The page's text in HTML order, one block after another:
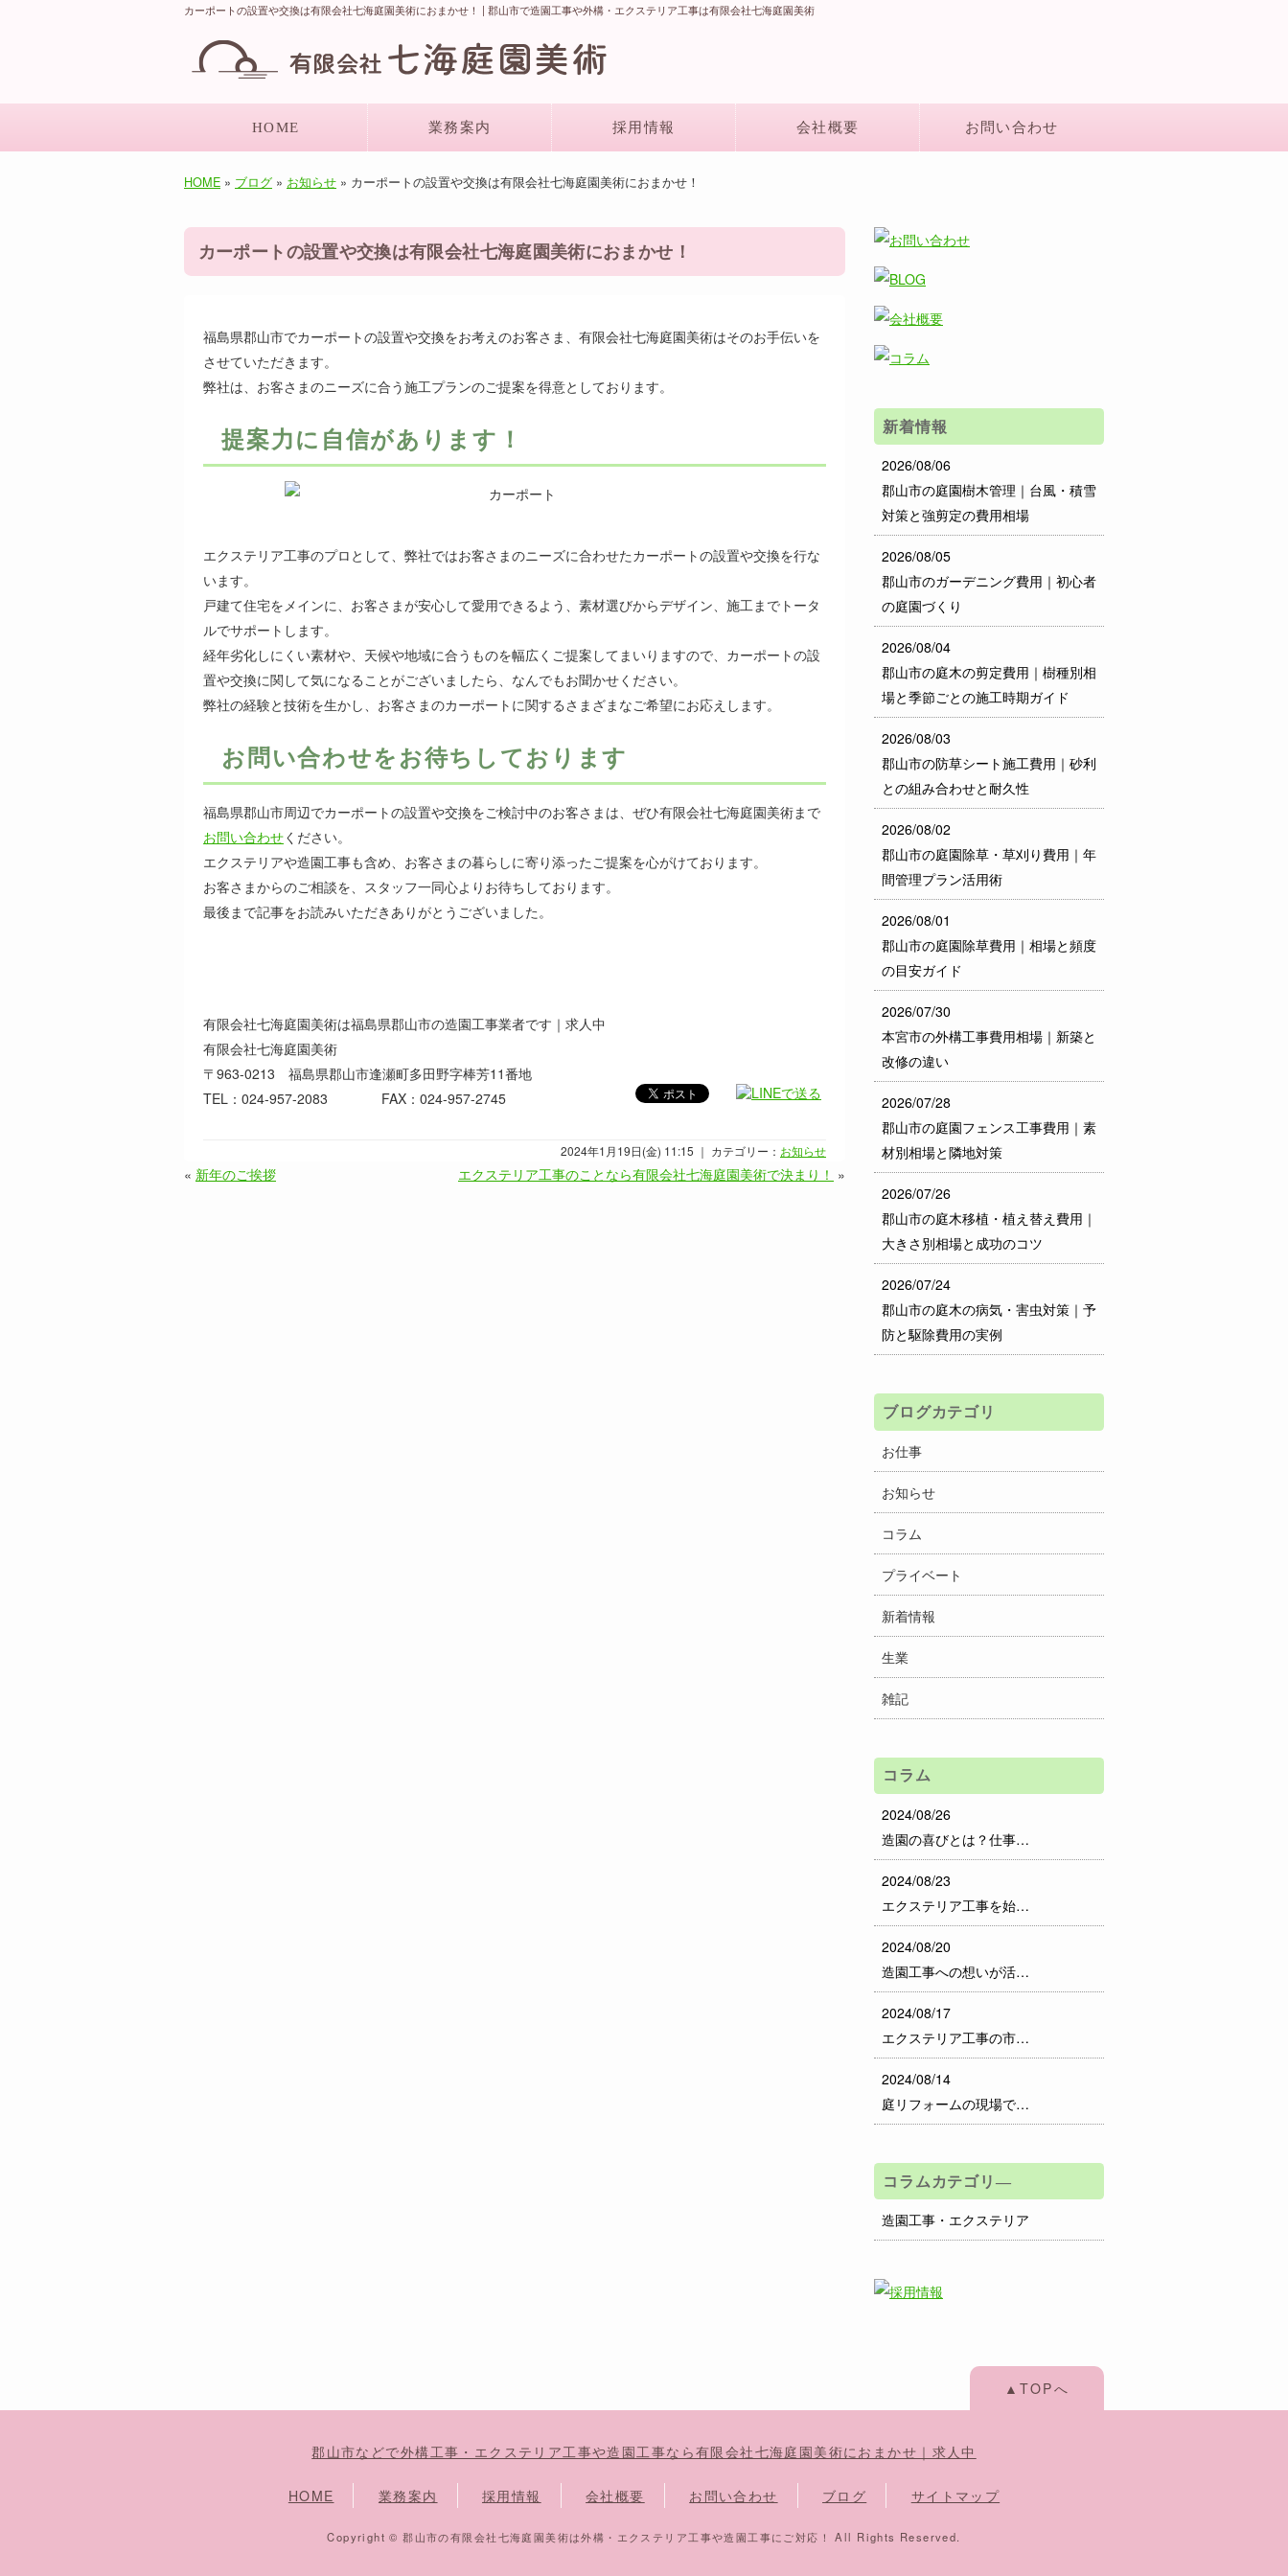
カーポートの設置や交換は有限会社七海庭園美術におまかせ！ | 郡山市で造園工事や外構・エクステリア工事は有限会社七海庭園美術
HOME 業務案内 採用情報 会社概要 お問い合わせ
HOME » ブログ » お知らせ » カーポートの設置や交換は有限会社七海庭園美術におまかせ！
カーポートの設置や交換は有限会社七海庭園美術におまかせ！
福島県郡山市でカーポートの設置や交換をお考えのお客さま、有限会社七海庭園美術はそのお手伝いを
させていただきます。
弊社は、お客さまのニーズに合う施工プランのご提案を得意としております。
提案力に自信があります！
エクステリア工事のプロとして、弊社ではお客さまのニーズに合わせたカーポートの設置や交換を行な
います。
戸建て住宅をメインに、お客さまが安心して愛用できるよう、素材選びからデザイン、施工までトータ
ルでサポートします。
経年劣化しにくい素材や、天候や地域に合うものを幅広くご提案してまいりますので、カーポートの設
置や交換に関して気になることがございましたら、なんでもお聞かせください。
弊社の経験と技術を生かし、お客さまのカーポートに関するさまざまなご希望にお応えします。
お問い合わせをお待ちしております
福島県郡山市周辺でカーポートの設置や交換をご検討中のお客さまは、ぜひ有限会社七海庭園美術まで
お問い合わせください。
エクステリアや造園工事も含め、お客さまの暮らしに寄り添ったご提案を心がけております。
お客さまからのご相談を、スタッフ一同心よりお待ちしております。
最後まで記事をお読みいただきありがとうございました。
有限会社七海庭園美術は福島県郡山市の造園工事業者です｜求人中
有限会社七海庭園美術
〒963-0213 福島県郡山市逢瀬町多田野字棒芳11番地
TEL：024-957-2083 FAX：024-957-2745
2024年1月19日(金) 11:15 ｜ カテゴリー： お知らせ
« 新年のご挨拶 エクステリア工事のことなら有限会社七海庭園美術で決まり！ »
新着情報
2026/08/06
郡山市の庭園樹木管理｜台風・積雪
対策と強剪定の費用相場
2026/08/05
郡山市のガーデニング費用｜初心者
の庭園づくり
2026/08/04
郡山市の庭木の剪定費用｜樹種別相
場と季節ごとの施工時期ガイド
2026/08/03
郡山市の防草シート施工費用｜砂利
との組み合わせと耐久性
2026/08/02
郡山市の庭園除草・草刈り費用｜年
間管理プラン活用術
2026/08/01
郡山市の庭園除草費用｜相場と頻度
の目安ガイド
2026/07/30
本宮市の外構工事費用相場｜新築と
改修の違い
2026/07/28
郡山市の庭園フェンス工事費用｜素
材別相場と隣地対策
2026/07/26
郡山市の庭木移植・植え替え費用｜
大きさ別相場と成功のコツ
2026/07/24
郡山市の庭木の病気・害虫対策｜予
防と駆除費用の実例
ブログカテゴリ
お仕事
お知らせ
コラム
プライベート
新着情報
生業
雑記
コラム
2024/08/26
造園の喜びとは？仕事…
2024/08/23
エクステリア工事を始…
2024/08/20
造園工事への想いが活…
2024/08/17
エクステリア工事の市…
2024/08/14
庭リフォームの現場で…
コラムカテゴリ―
造園工事・エクステリア
▲TOPへ
郡山市などで外構工事・エクステリア工事や造園工事なら有限会社七海庭園美術におまかせ｜求人中
HOME 業務案内 採用情報 会社概要 お問い合わせ ブログ サイトマップ
Copyright © 郡山市の有限会社七海庭園美術は外構・エクステリア工事や造園工事にご対応！ All Rights Reserved.